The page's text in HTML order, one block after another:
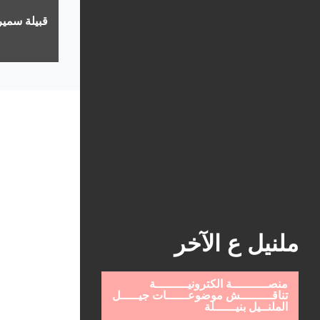
ملنيل ع الآخر
منصــــــــــة الكترونيـــــــــة
تناقـــــــــش موضوعــــــات جيـــــل
الملنــيل بنيــــــلة
قبيلة